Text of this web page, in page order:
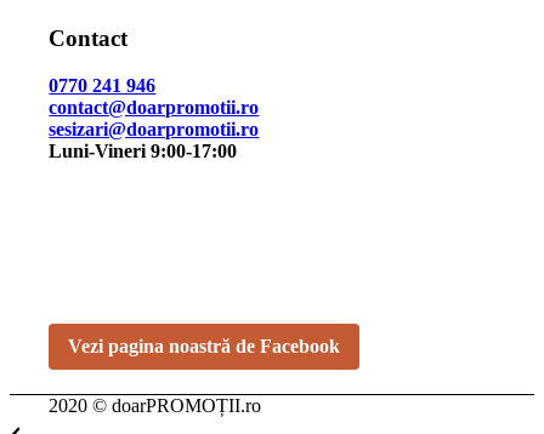
Contact
0770 241 946
contact@doarpromotii.ro
sesizari@doarpromotii.ro
Luni-Vineri 9:00-17:00
Vezi pagina noastră de Facebook
2020 © doarPROMOȚII.ro